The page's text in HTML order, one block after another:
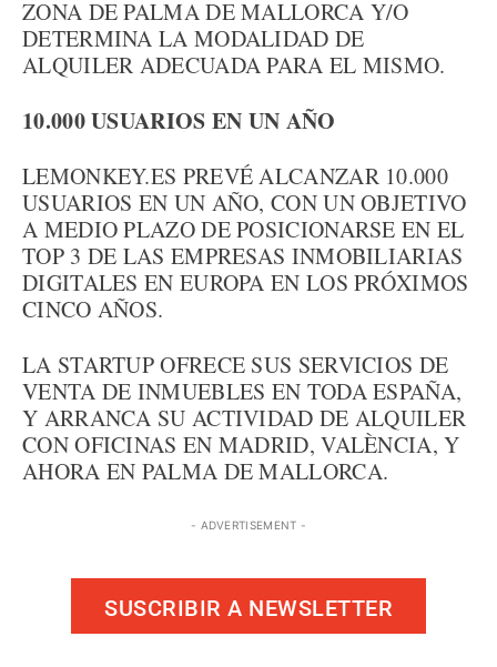
ZONA DE PALMA DE MALLORCA Y/O
DETERMINA LA MODALIDAD DE
ALQUILER ADECUADA PARA EL MISMO.
10.000 USUARIOS EN UN AÑO
LEMONKEY.ES PREVÉ ALCANZAR 10.000
USUARIOS EN UN AÑO, CON UN OBJETIVO
A MEDIO PLAZO DE POSICIONARSE EN EL
TOP 3 DE LAS EMPRESAS INMOBILIARIAS
DIGITALES EN EUROPA EN LOS PRÓXIMOS
CINCO AÑOS.
LA STARTUP OFRECE SUS SERVICIOS DE
VENTA DE INMUEBLES EN TODA ESPAÑA,
Y ARRANCA SU ACTIVIDAD DE ALQUILER
CON OFICINAS EN MADRID, VALÈNCIA, Y
AHORA EN PALMA DE MALLORCA.
- ADVERTISEMENT -
SUSCRIBIR A NEWSLETTER